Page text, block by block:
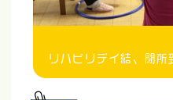
リハビリデイ結、閉